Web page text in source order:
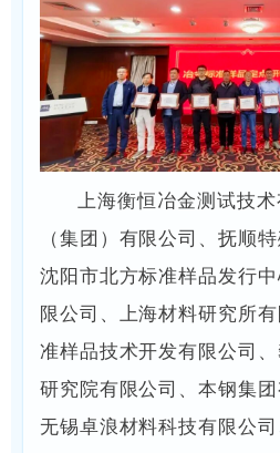
上海衡恒冶金测试技
（集团）有限公司、抚顺
沈阳市北方标准样品发行
限公司、上海材料研究所
准样品技术开发有限公司
研究院有限公司、本钢集团
无锡卓浪材料科技有限公